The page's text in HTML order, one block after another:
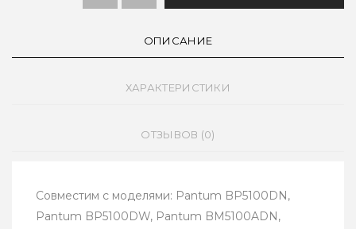
ОПИСАНИЕ
ХАРАКТЕРИСТИКИ
ОТЗЫВОВ (0)
Совместим с моделями: Pantum BP5100DN,
Pantum BP5100DW, Pantum BM5100ADN,